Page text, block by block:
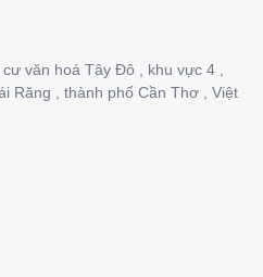
văn hoá Tây Đô , khu vực 4 ,
Răng , thành phố Cần Thơ , Việt